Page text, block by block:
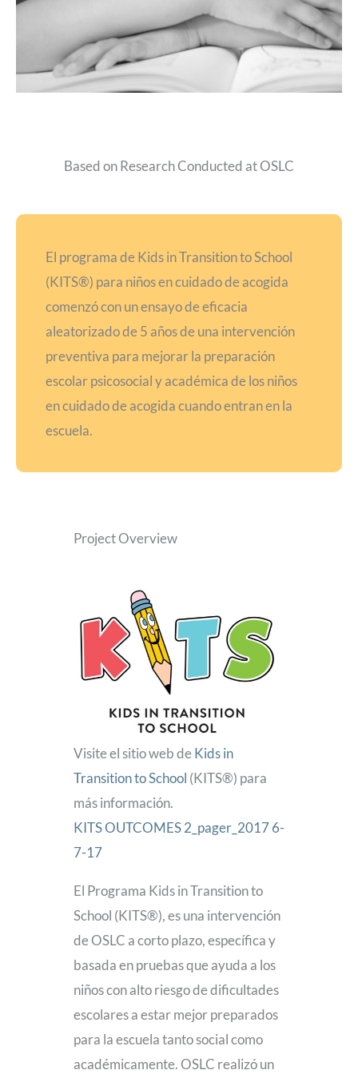
Based on Research Conducted at OSLC
El programa de Kids in Transition to School
(KITS®) para niños en cuidado de acogida
comenzó con un ensayo de eficacia
aleatorizado de 5 años de una intervención
preventiva para mejorar la preparación
escolar psicosocial y académica de los niños
en cuidado de acogida cuando entran en la
escuela.
Project Overview
Visite el sitio web deKids in
Transition to School (KITS®) para
más información.
KITS OUTCOMES 2_pager_2017 6-
7-17
El Programa Kids in Transition to
School (KITS®), es una intervención
de OSLC a corto plazo, específica y
basada en pruebas que ayuda a los
niños con alto riesgo de dificultades
escolares a estar mejor preparados
para la escuela tanto social como
académicamente. OSLC realizó un